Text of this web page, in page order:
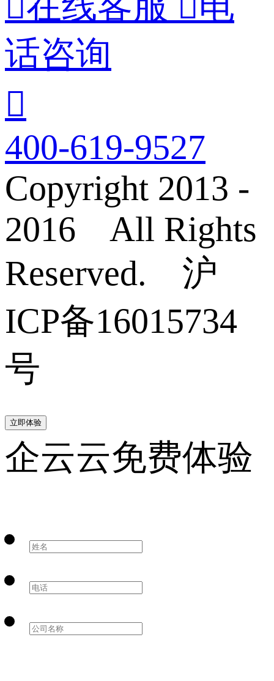
话咨询

400-619-9527
Copyright 2013 -
2016 All Rights
Reserved. 沪
ICP备16015734
号
立即体验
企云云免费体验